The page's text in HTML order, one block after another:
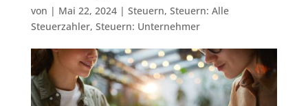
von | Mai 22, 2024| Steuern, Steuern: Alle
Steuerzahler, Steuern: Unternehmer